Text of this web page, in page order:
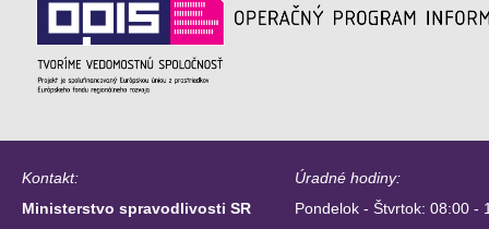
Kontakt:
Ministerstvo spravodlivosti SR
Úradné hodiny:
Pondelok - Štvrtok: 08:00 -